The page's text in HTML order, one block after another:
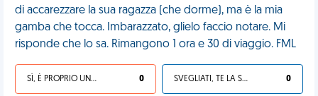
di accarezzare la sua ragazza (che dorme), ma è la mia
gamba che tocca. Imbarazzato, glielo faccio notare. Mi
risponde che lo sa. Rimangono 1 ora e 30 di viaggio. FML
SÌ, È PROPRIO UNA VDM! 0 SVEGLIATI, TE LA SEI CERCATA! 0